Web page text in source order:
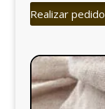
Realizar